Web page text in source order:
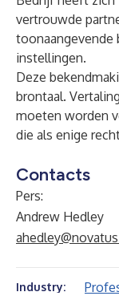
vertrouwde
toonaangevende
instellingen.
Deze
brontaal.
moeten worden
die als enige
Contacts
Pers:
Andrew Hedley
Industry: